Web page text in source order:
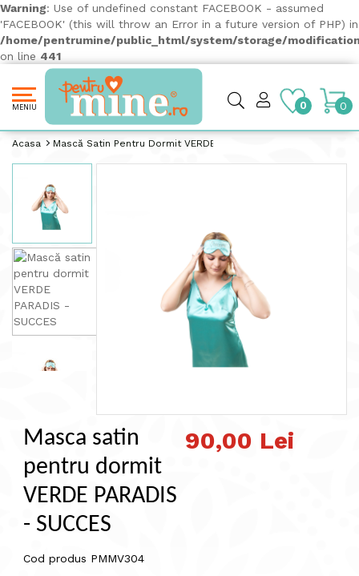
Warning: Use of undefined constant FACEBOOK - assumed
'FACEBOOK' (this will throw an Error in a future version of PHP) in
/home/pentrumine/public_html/system/storage/
on line 441
MENIU 0 0
Acasa Mască Satin Pentru Dormit VERDE PARADIS - SUCCES
Masca satin
pentru dormit
VERDE PARADIS
- SUCCES
90,00 Lei
Cod produs PMMV304